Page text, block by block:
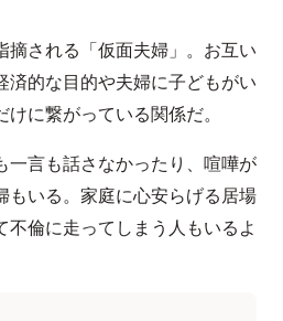
摘される「仮面夫婦」。お互い
済的な目的や夫婦に子どもがい
に繋がっている関係だ。
一言も話さなかったり、喧嘩が
もいる。家庭に心安らげる居場
不倫に走ってしまう人もいるよ